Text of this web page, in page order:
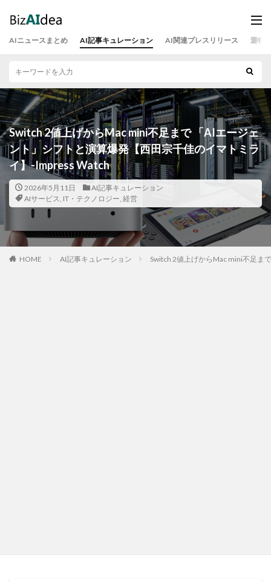
AIニュースまとめ AI記事キュレーション AI関連プレスリリース 運営
Switch 2値上げからMac mini不足まで 「AIエージェ
ント」シフトと演算爆発【西田宗千佳のイマトミラ
イ】-Impress Watch
2026年5月11日
AI記事キュレーション
AIサービス, IT・テクノロジー, 経営
HOME AI記事キュレーション Switch 2値上げからMac mini不足ま